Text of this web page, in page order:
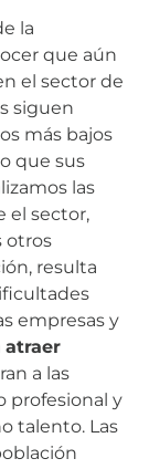
la
que aún
el sector de
siguen
más bajos
que sus
las
el sector,
otros
resulta
empresas y
atraer
a las
profesional y
talento. Las